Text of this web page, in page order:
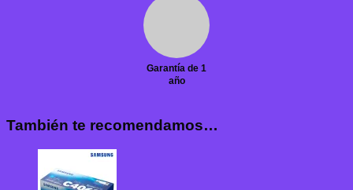
Garantía de 1
año
También te recomendamos…